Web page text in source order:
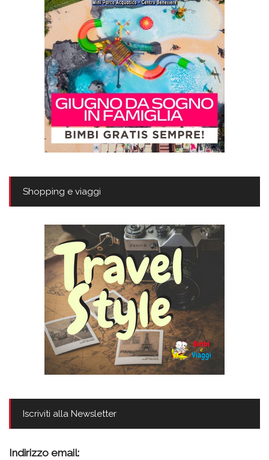
Shopping e viaggi
Iscriviti alla Newsletter
Indirizzo email: